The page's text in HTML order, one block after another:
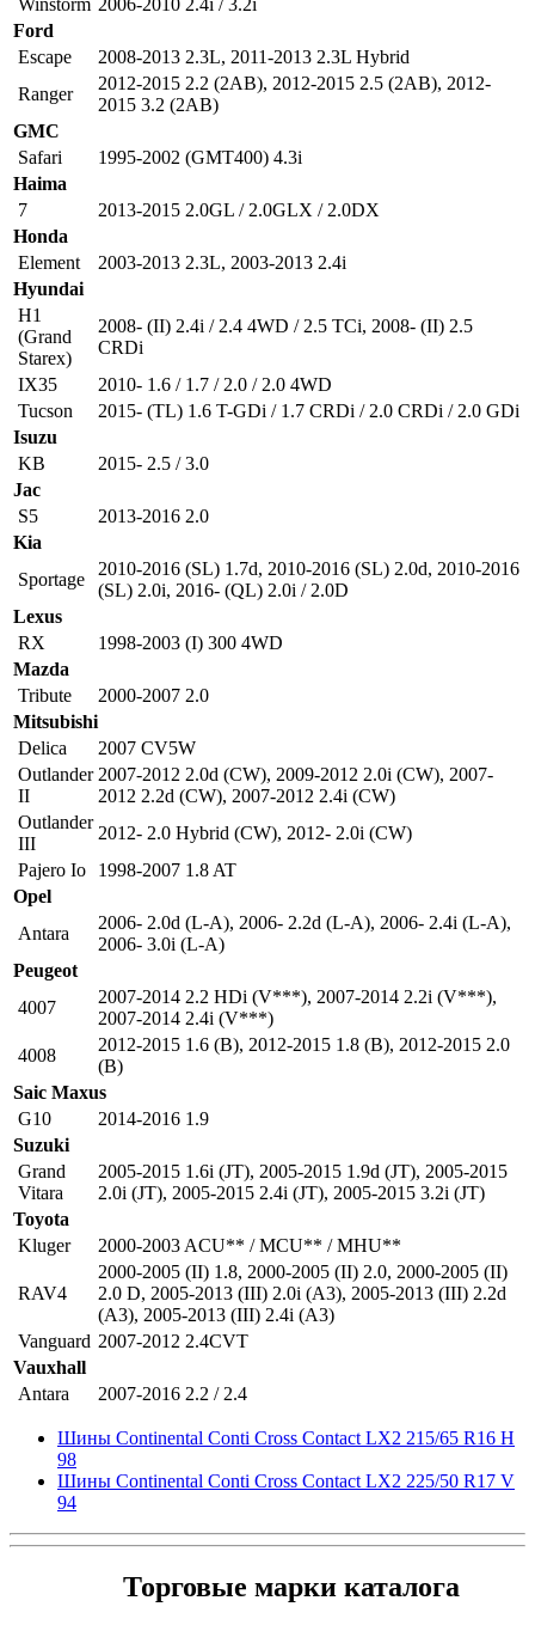
Ford
Escape
2008-2013 2.3L, 2011-2013 2.3L Hybrid
Ranger
2012-2015 2.2 (2AB), 2012-2015 2.5 (2AB), 2012-
2015 3.2 (2AB)
GMC
Safari
1995-2002 (GMT400) 4.3i
Haima
7
2013-2015 2.0GL / 2.0GLX / 2.0DX
Honda
Element
2003-2013 2.3L, 2003-2013 2.4i
Hyundai
H1
(Grand
Starex)
2008- (II) 2.4i / 2.4 4WD / 2.5 TCi, 2008- (II) 2.5
CRDi
IX35
2010- 1.6 / 1.7 / 2.0 / 2.0 4WD
Tucson
2015- (TL) 1.6 T-GDi / 1.7 CRDi / 2.0 CRDi / 2.0 GDi
Isuzu
KB
2015- 2.5 / 3.0
Jac
S5
2013-2016 2.0
Kia
Sportage
2010-2016 (SL) 1.7d, 2010-2016 (SL) 2.0d, 2010-2016
(SL) 2.0i, 2016- (QL) 2.0i / 2.0D
Lexus
RX
1998-2003 (I) 300 4WD
Mazda
Tribute
2000-2007 2.0
Mitsubishi
Delica
2007 CV5W
Outlander
II
2007-2012 2.0d (CW), 2009-2012 2.0i (CW), 2007-
2012 2.2d (CW), 2007-2012 2.4i (CW)
Outlander
III
2012- 2.0 Hybrid (CW), 2012- 2.0i (CW)
Pajero Io
1998-2007 1.8 AT
Opel
Antara
2006- 2.0d (L-A), 2006- 2.2d (L-A), 2006- 2.4i (L-A),
2006- 3.0i (L-A)
Peugeot
4007
2007-2014 2.2 HDi (V***), 2007-2014 2.2i (V***),
2007-2014 2.4i (V***)
4008
2012-2015 1.6 (B), 2012-2015 1.8 (B), 2012-2015 2.0
(B)
Saic Maxus
G10
2014-2016 1.9
Suzuki
Grand
Vitara
2005-2015 1.6i (JT), 2005-2015 1.9d (JT), 2005-2015
2.0i (JT), 2005-2015 2.4i (JT), 2005-2015 3.2i (JT)
Toyota
Kluger
2000-2003 ACU** / MCU** / MHU**
RAV4
2000-2005 (II) 1.8, 2000-2005 (II) 2.0, 2000-2005 (II)
2.0 D, 2005-2013 (III) 2.0i (A3), 2005-2013 (III) 2.2d
(A3), 2005-2013 (III) 2.4i (A3)
Vanguard 2007-2012 2.4CVT
Vauxhall
Antara
2007-2016 2.2 / 2.4
Шины Continental Conti Cross Contact LX2 215/65 R16 H
98
Шины Continental Conti Cross Contact LX2 225/50 R17 V
94
Торговые марки каталога